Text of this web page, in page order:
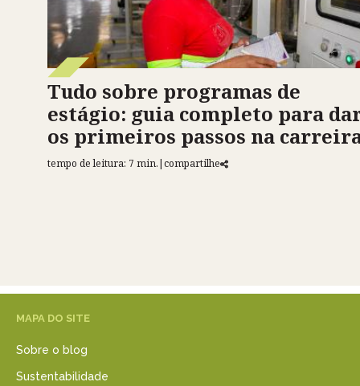
Tudo sobre programas de
estágio: guia completo para
os primeiros passos na
tempo de leitura: 7 min.|compartilhe
MAPA DO SITE
Sobre o blog
Sustentabilidade